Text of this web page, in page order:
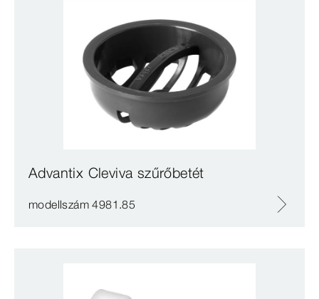
Advantix Cleviva szűrőbetét
modellszám 4981.85